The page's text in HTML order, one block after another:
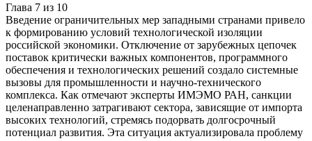
Глава 7 из 10
Введение ограничительных мер западными странами привело
к формированию условий технологической изоляции
российской экономики. Отключение от зарубежных цепочек
поставок критически важных компонентов, программного
обеспечения и технологических решений создало системные
вызовы для промышленности и научно-технического
комплекса. Как отмечают эксперты ИМЭМО РАН, санкции
целенаправленно затрагивают сектора, зависящие от импорта
высоких технологий, стремясь подорвать долгосрочный
потенциал развития. Эта ситуация актуализировала проблему